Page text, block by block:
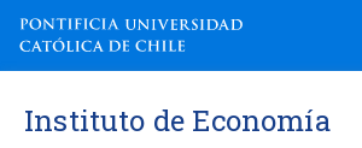
Instituto de Economía